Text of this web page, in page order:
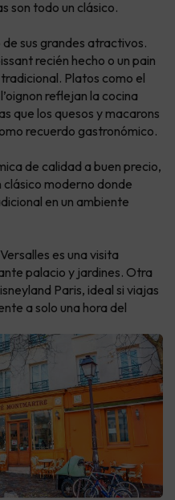
son todo un clásico.
sus grandes atractivos.
recién hecho o un pain
Platos como el
reflejan la cocina
que los quesos y macarons
recuerdo gastronómico.
de calidad a buen precio,
clásico moderno donde
en un ambiente
es una visita
palacio y jardines. Otra
Paris, ideal si viajas
a solo una hora del